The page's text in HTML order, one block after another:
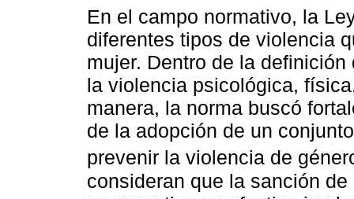
En el campo normativo, la
diferentes tipos de violencia
mujer. Dentro de la
la violencia psicológica,
manera, la norma buscó
de la adopción de un
prevenir la violencia de
consideran que la sanción